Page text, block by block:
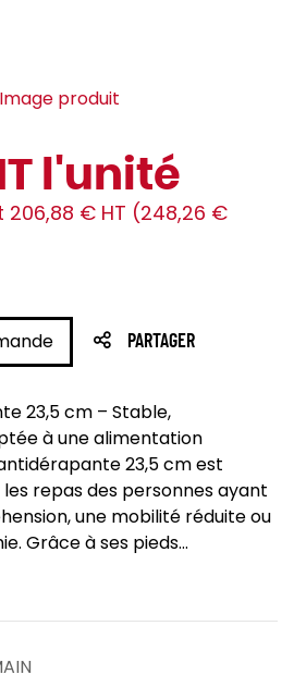
l'unité
206,88 € HT (248,26 €
PARTAGER
23,5 cm – Stable,
à une alimentation
23,5 cm est
repas des personnes ayant
une mobilité réduite ou
Grâce à ses pieds...